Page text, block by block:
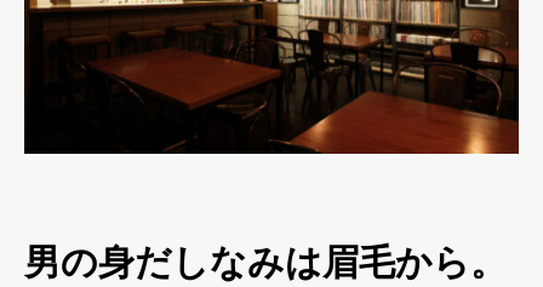
男の身だしなみは眉毛から。